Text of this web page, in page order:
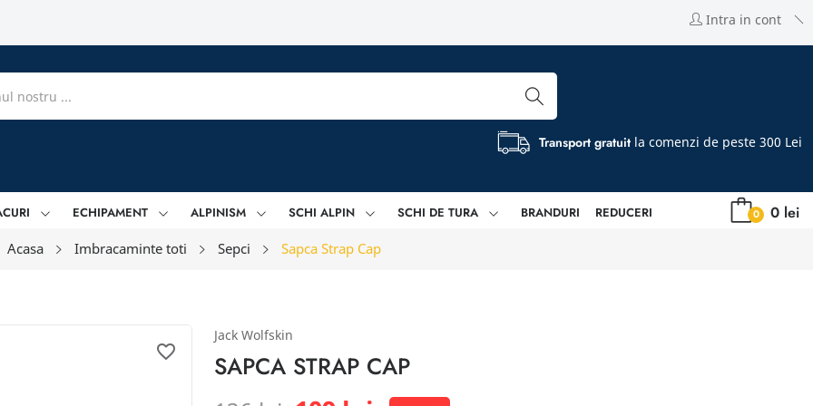
Intra in cont
Transport gratuit la comenzi de peste 300 Lei
ECHIPAMENT ALPINISM SCHI ALPIN SCHI DE TURA BRANDURI REDUCERI 0 lei
0
Acasa Imbracaminte toti Sepci Sapca Strap Cap
favorite_border
Jack Wolfskin
SAPCA STRAP CAP